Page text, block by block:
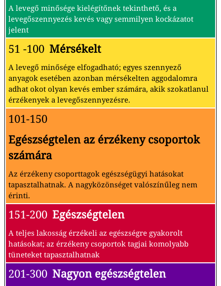
A levegő minősége kielégítőnek tekinthető, és a
levegőszennyezés kevés vagy semmilyen kockázatot
jelent
51 -100 Mérsékelt
A levegő minősége elfogadható; egyes szennyező
anyagok esetében azonban mérsékelten aggodalomra
adhat okot olyan kevés ember számára, akik szokatlanul
érzékenyek a levegőszennyezésre.
101-150
Egészségtelen az érzékeny csoportok
számára
Az érzékeny csoporttagok egészségügyi hatásokat
tapasztalhatnak. A nagyközönséget valószínűleg nem
érinti.
151-200 Egészségtelen
A teljes lakosság érzékeli az egészségre gyakorolt
hatásokat; az érzékeny csoportok tagjai komolyabb
tüneteket tapasztalhatnak
201-300 Nagyon egészségtelen